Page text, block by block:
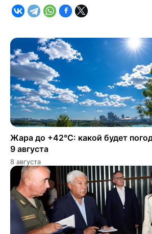
Жара до +42°C: какой будет
9 августа
8 августа